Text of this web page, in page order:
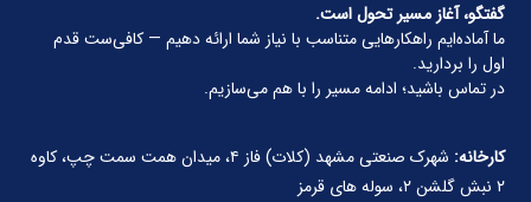
گفتگو، آغاز مسیر تحول است.
ما آماده‌ایم راهکارهایی متناسب با نیاز شما ارائه دهیم — کافی‌ست قدم
اول را بردارید.
در تماس باشید؛ ادامه مسیر را با هم می‌سازیم.
کارخانه:
شهرک صنعتی مشهد (کلات) فاز ۴، میدان همت سمت چپ، کاوه
۲ نبش گلشن ۲، سوله های قرمز